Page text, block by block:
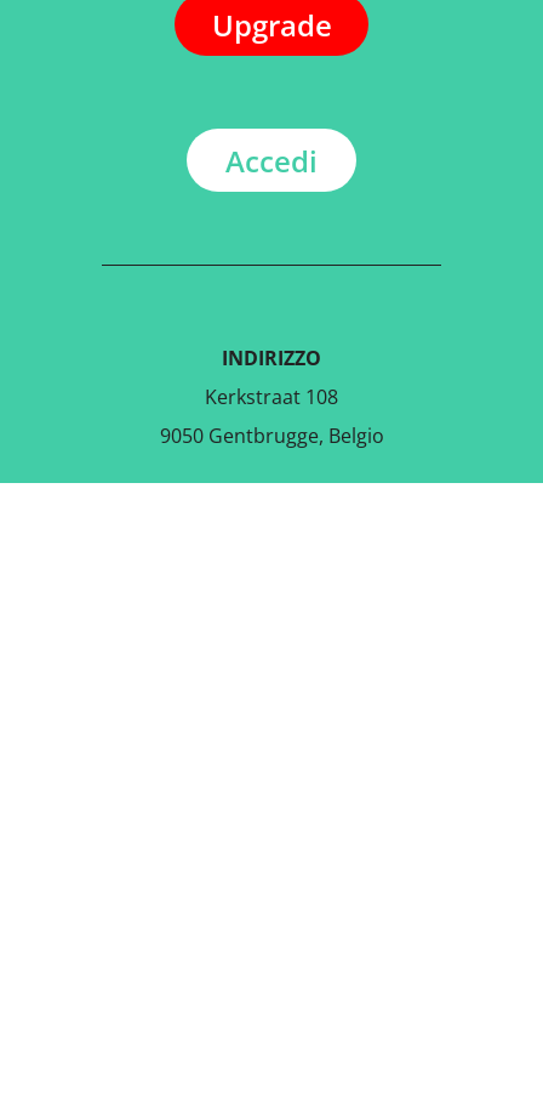
Upgrade
Accedi
INDIRIZZO
Kerkstraat 108
9050 Gentbrugge, Belgio